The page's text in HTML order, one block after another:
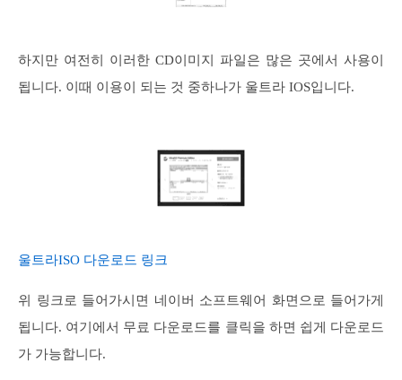
하지만 여전히 이러한 CD이미지 파일은 많은 곳에서 사용이
됩니다. 이때 이용이 되는 것 중하나가 울트라 IOS입니다.
울트라ISO 다운로드 링크
위 링크로 들어가시면 네이버 소프트웨어 화면으로 들어가게
됩니다. 여기에서 무료 다운로드를 클릭을 하면 쉽게 다운로드
가 가능합니다.